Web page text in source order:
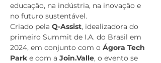
educação, na indústria, na inovação e
no futuro sustentável.
Criado pela Q-Assist, idealizadora do
primeiro Summit de I.A. do Brasil em
2024, em conjunto com o Ágora Tech
Park e com a Join.Valle, o evento se